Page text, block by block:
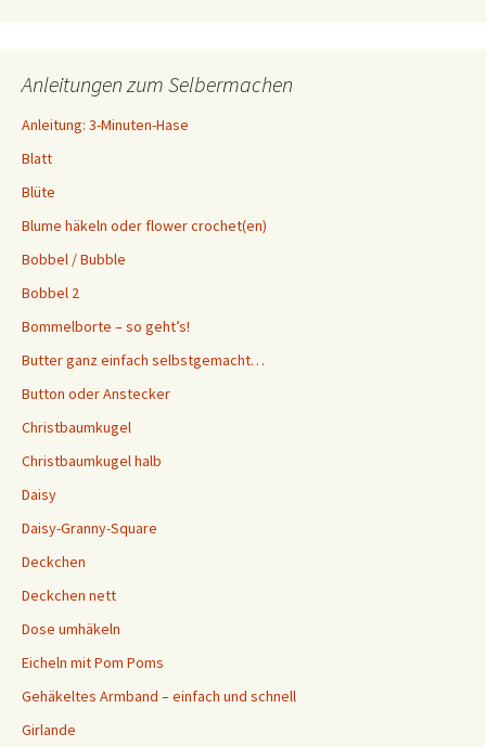
Anleitungen zum Selbermachen
Anleitung: 3-Minuten-Hase
Blatt
Blüte
Blume häkeln oder flower crochet(en)
Bobbel / Bubble
Bobbel 2
Bommelborte – so geht’s!
Butter ganz einfach selbstgemacht…
Button oder Anstecker
Christbaumkugel
Christbaumkugel halb
Daisy
Daisy-Granny-Square
Deckchen
Deckchen nett
Dose umhäkeln
Eicheln mit Pom Poms
Gehäkeltes Armband – einfach und schnell
Girlande